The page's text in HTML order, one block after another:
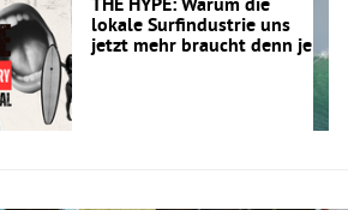
THE HYPE: Warum die
lokale Surfindustrie uns
jetzt mehr braucht denn je